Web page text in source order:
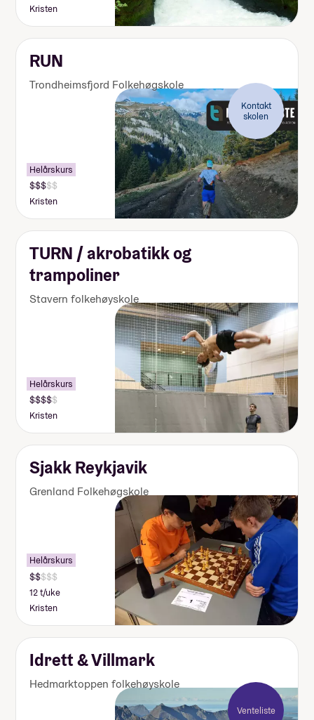
Kristen
RUN
Trondheimsfjord Folkehøgskole
Kontakt
skolen
Helårskurs
Kristen
TURN / akrobatikk og
trampoliner
Stavern folkehøyskole
Helårskurs
Kristen
Sjakk Reykjavik
Grenland Folkehøgskole
Helårskurs
12 t/uke
Kristen
Idrett & Villmark
Hedmarktoppen folkehøyskole
Venteliste